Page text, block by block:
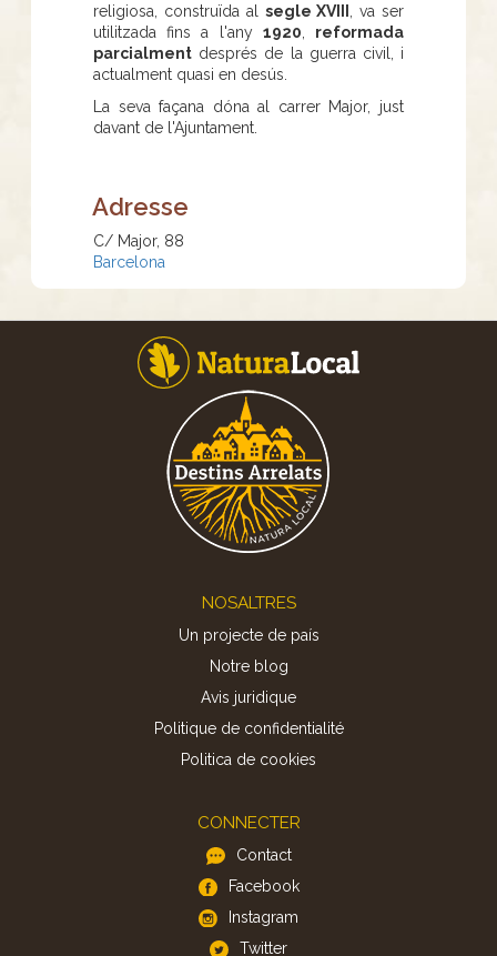
religiosa, construïda al segle XVIII
, va ser
utilitzada fins a l'any 1920
reformada
parcialment després de la guerra civil, i
actualment quasi en desús.
La seva façana dóna al carrer Major, just
davant de l'Ajuntament.
Adresse
C/ Major, 88
Barcelona
NOSALTRES
Un projecte de país
Notre blog
Avis juridique
Politique de confidentialité
Politica de cookies
CONNECTER
Contact
Facebook
Instagram
Twitter